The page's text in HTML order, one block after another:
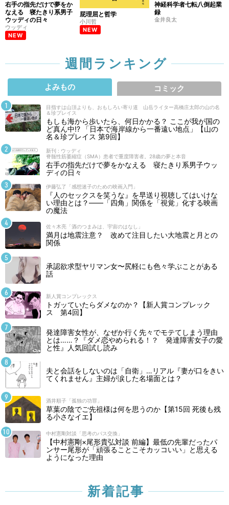
右手の指先だけで夢をか
なえる 寝たきり系男子
ウッディの日々
ウッディ
NEW
屁理屈と哲学
小川哲
NEW
神経科学者七転八倒起業
録
金井良太
週間ランキング
よみもの コミック
目指すは山頂よりも、おもしろい寄り道 山岳ライター高橋庄太郎の山の名
＆珍プレイス
もしも海から歩いたら、何日かかる？ ここが我が国の
ど真ん中!? 「日本で海岸線から一番遠い地点」【山の
名＆珍プレイス 第9回】
新刊 : ウッディ
脊髄性筋萎縮症（SMA）患者で重度障害者。28歳の夢と本音
右手の指先だけで夢をかなえる 寝たきり系男子ウッ
ディの日々
伊藤弘了「感想迷子のための映画入門」
『人のセックスを笑うな』を早送り視聴してはいけな
い理由とは？――「四角」関係を「視覚」化する映画
の魔法
佐々木亮「酒のつまみは、宇宙のはなし」
満月は地震注意？ 改めて注目したい大地震と月との
関係
承認欲求型ヤリマン女〜尻軽にも色々学ぶことがある
話
新人賞コンプレックス
トガッていたらダメなのか？【新人賞コンプレック
ス 第4回】
発達障害女性が、なぜか行く先々でモテてしまう理由
とは……？『ダメ恋やめられる！？ 発達障害女子の愛
と性』人気回試し読み
夫と会話をしないのは「自衛」…リアル『妻が口をきい
てくれません』主婦が涙した名場面とは？
酒井順子「孤独の功罪」
草葉の陰でご先祖様は何を思うのか【第15回 死後も残
る小さなイエ】
中村憲剛対談「思考のパス交換」
【中村憲剛×尾形貴弘対談 前編】最低の先輩だったパ
ンサー尾形が「頑張ることこそカッコいい」と思える
ようになった理由
新着記事